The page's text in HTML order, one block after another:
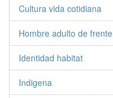
Cultura vida cotidiana
Hombre adulto de frente
Identidad habitat
Indigena